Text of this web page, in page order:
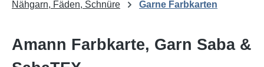
Nähgarn, Fäden, Schnüre Garne Farbkarten
Amann Farbkarte, Garn Saba &